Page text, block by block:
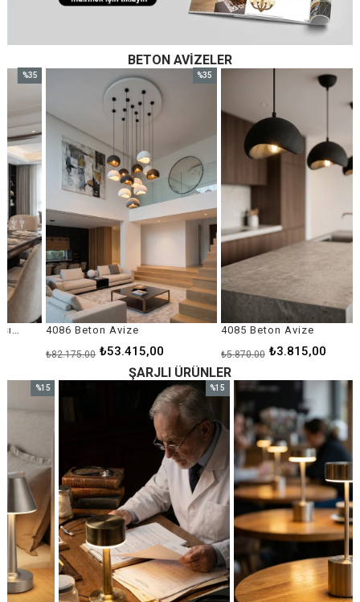
BETON AVIZELER
4086 Beton Avize
₺53.415,00
₺82.175,00
İndirim
%35İndirim
4085 Beton Avize
₺3.815,00
₺5.870,00
%35
İndirim
ŞARJLI ÜRÜNLER
%15
İndirim
%15İndirim